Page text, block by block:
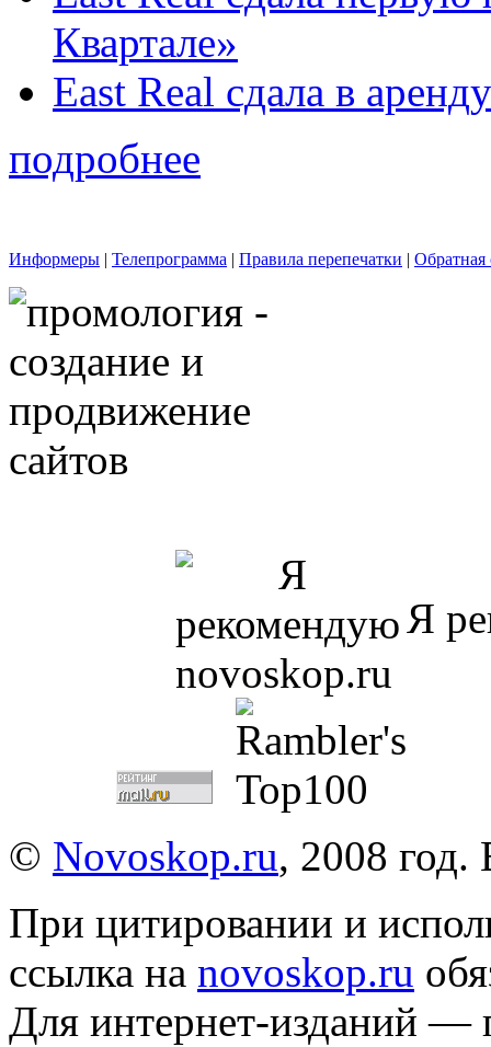
Квартале»
East Real сдала в
подробнее
Информеры | Телепрограмма | Правила перепечатки | Обратная
Я
© Novoskop.ru, 2008
При цитировании и
ссылка на novoskop.ru
Для интернет-изданий —